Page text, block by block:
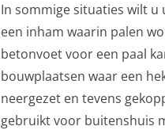
In sommige situaties wilt
een inham waarin palen
betonvoet voor een paal
bouwplaatsen waar een
neergezet en tevens
gebruikt voor buitenshuis